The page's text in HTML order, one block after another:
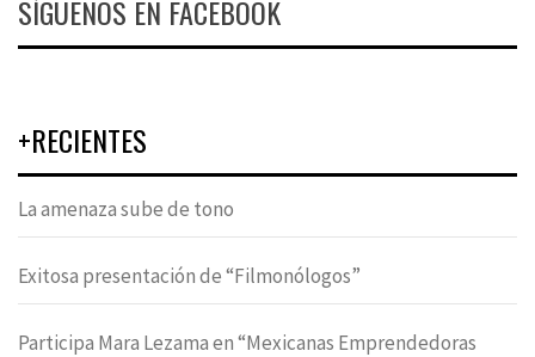
SÍGUENOS EN FACEBOOK
+RECIENTES
La amenaza sube de tono
Exitosa presentación de “Filmonólogos”
Participa Mara Lezama en “Mexicanas Emprendedoras